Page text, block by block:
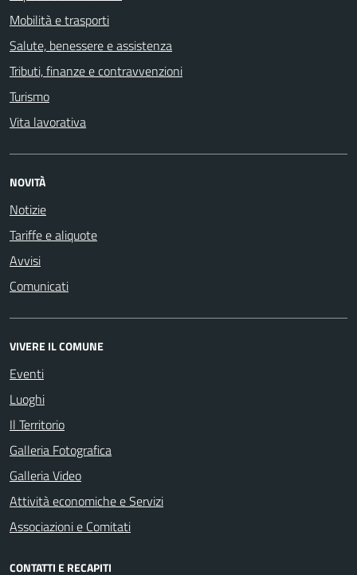
Mobilità e trasporti
Salute, benessere e assistenza
Tributi, finanze e contravvenzioni
Turismo
Vita lavorativa
NOVITÀ
Notizie
Tariffe e aliquote
Avvisi
Comunicati
VIVERE IL COMUNE
Eventi
Luoghi
Il Territorio
Galleria Fotografica
Galleria Video
Attività economiche e Servizi
Associazioni e Comitati
CONTATTI E RECAPITI